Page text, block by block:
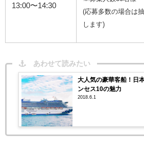
13:00〜14:30
(応募多数の場合は
します)
あわせて読みたい
大人気の豪華客船！日
ンセス10の魅力
2018.6.1